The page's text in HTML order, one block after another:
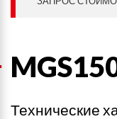
Технические